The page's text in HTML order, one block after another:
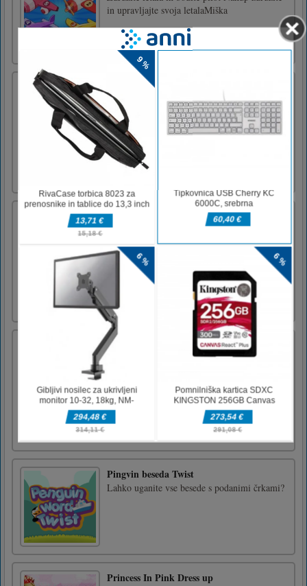
in upravljajte svoja letalaMiška
Strelec divjih bikov
Igra Wild Bull Shooter je zasnovana tako, da
vas opremi z najnovejšo ostrostrelsko puško, s
katero boste enega za drugim vodili jeznega
bika. Ta neskončna igra Wild Bull Shooter je
ena izmed najbolj zasvojenih iger. Zasnovan
je tako, da v mislih upošteva prave lovce na
Angry Bull Shooter
Biki so pobegnili iz arene in so nevarni za
ljudi. Vaša naloga je ustreliti vse agresivne
bike, preden postanejo resna grožnja
prebivalcem mesta.Nadzoruje tipko WASD za
premikanje levega premika za zagon Levi klik
miške za streljanje Desni klik miške za
ciljanje Tab Escape za pre [...]
Kozmetični salon Princess Pet
Princess Pet Beauty Salon je zelo elegantna
Salon ste višji oblikovalec modnega salona in
ste zadolženi za oblikovanje slavnih doma in v
tujini. Poleg oblikovanja videza za tri princese
morate oblikovati tudi videz njihovih ljubljen
Pingvin beseda Twist
Lahko uganite vse besede s podanimi črkami?
Princess In Pink Dress up